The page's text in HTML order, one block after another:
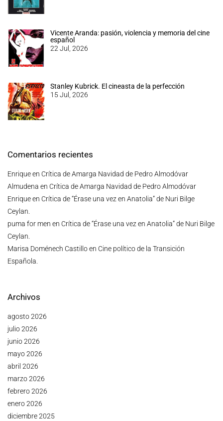
Vicente Aranda: pasión, violencia y memoria del cine
español
22 Jul, 2026
Stanley Kubrick. El cineasta de la perfección
15 Jul, 2026
Comentarios recientes
Enriqueen Crítica de Amarga Navidad de Pedro Almodóvar
Almudena en Crítica de Amarga Navidad de Pedro Almodóvar
Enriqueen Crítica de “Érase una vez en Anatolia” de Nuri Bilge
Ceylan.
puma for men en Crítica de “Érase una vez en Anatolia” de Nuri Bilge
Ceylan.
Marisa Doménech Castilloen Cine político de la Transición
Española.
Archivos
agosto 2026
julio 2026
junio 2026
mayo 2026
abril 2026
marzo 2026
febrero 2026
enero 2026
diciembre 2025